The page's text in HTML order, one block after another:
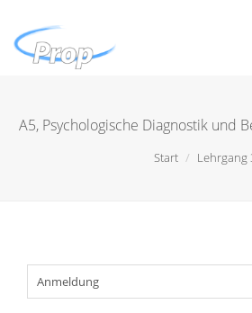
A5, Psychologische Diagnostik und
Start Lehrgang
Anmeldung